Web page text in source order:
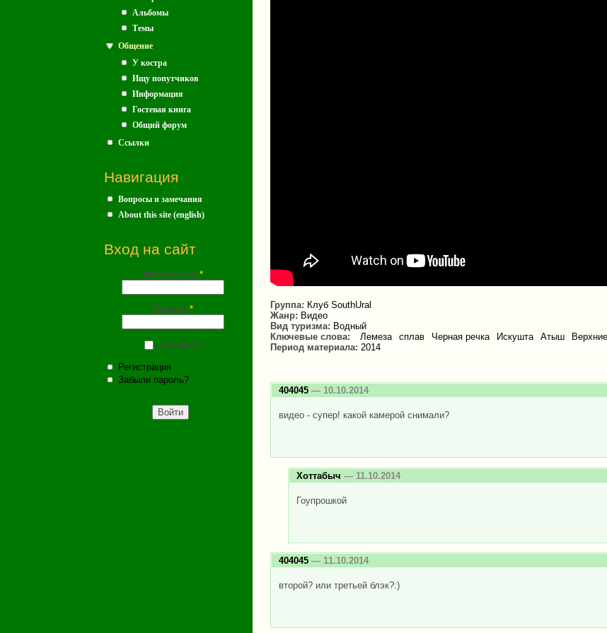
Альбомы
Темы
Общение
У костра
Ищу попутчиков
Информация
Гостевая книга
Общий форум
Ссылки
Навигация
Вопросы и замечания
About this site (english)
Вход на сайт
Имя (почта) *
Пароль *
Запомнить
Регистрация
Забыли пароль?
Группа: Клуб SouthUral
Жанр: Видео
Вид туризма: Водный
Ключевые слова:
Лемеза сплав Черная речка Искушта Атыш
Период материала: 2014
404045 — 10.10.2014
видео - супер! какой камерой снимали?
Хоттабыч — 11.10.2014
Гоупрошкой
404045 — 11.10.2014
второй? или третьей блэк?:)